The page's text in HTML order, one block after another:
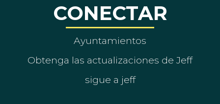
CONECTAR
Ayuntamientos
Obtenga las actualizaciones de Jeff
sigue a jeff